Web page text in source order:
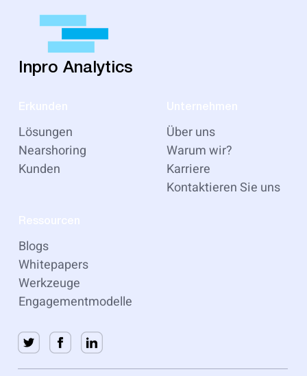
Lösungen
Nearshoring
Kunden
Über uns
Warum wir?
Karriere
Kontaktieren Sie uns
Blogs
Whitepapers
Werkzeuge
Engagementmodelle
Inpro Analytics